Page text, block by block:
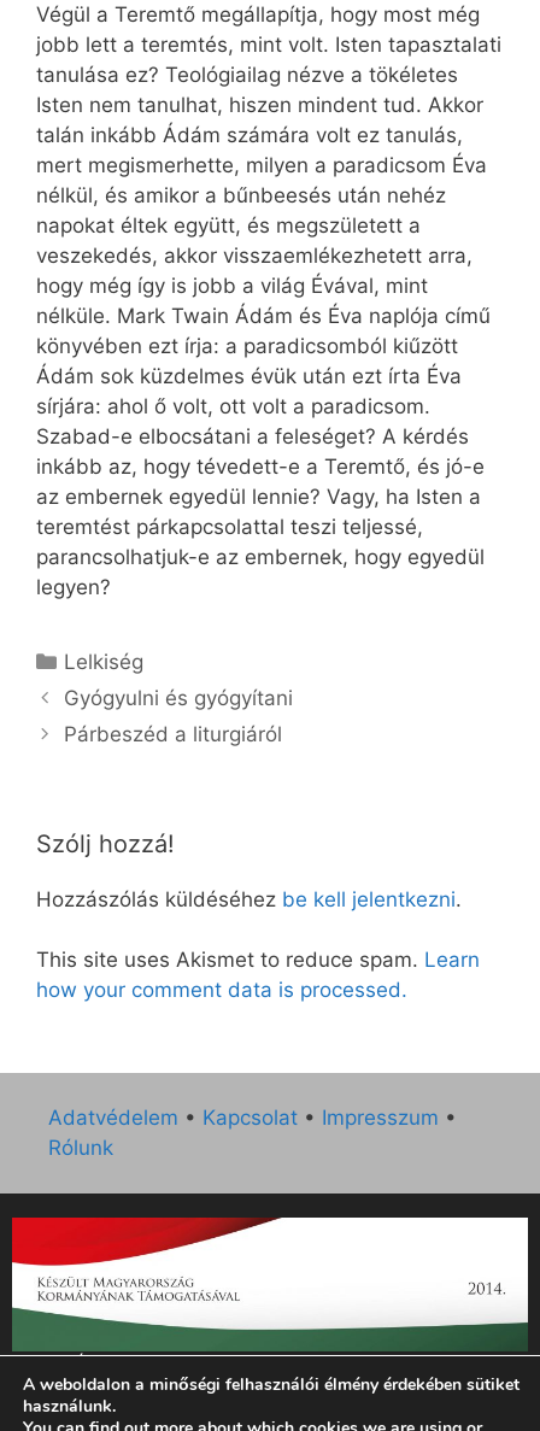
Végül a Teremtő megállapítja, hogy most még
jobb lett a teremtés, mint volt. Isten tapasztalati
tanulása ez? Teológiailag nézve a tökéletes
Isten nem tanulhat, hiszen mindent tud. Akkor
talán inkább Ádám számára volt ez tanulás,
mert megismerhette, milyen a paradicsom Éva
nélkül, és amikor a bűnbeesés után nehéz
napokat éltek együtt, és megszületett a
veszekedés, akkor visszaemlékezhetett arra,
hogy még így is jobb a világ Évával, mint
nélküle. Mark Twain Ádám és Éva naplója című
könyvében ezt írja: a paradicsomból kiűzött
Ádám sok küzdelmes évük után ezt írta Éva
sírjára: ahol ő volt, ott volt a paradicsom.
Szabad-e elbocsátani a feleséget? A kérdés
inkább az, hogy tévedett-e a Teremtő, és jó-e
az embernek egyedül lennie? Vagy, ha Isten a
teremtést párkapcsolattal teszi teljessé,
parancsolhatjuk-e az embernek, hogy egyedül
legyen?
Kategória
Lelkiség
Gyógyulni és gyógyítani
Párbeszéd a liturgiáról
Szólj hozzá!
Hozzászólás küldéséhez be kell jelentkezni.
This site uses Akismet to reduce spam. Learn
how your comment data is processed.
Adatvédelem • Kapcsolat • Impresszum •
Rólunk
„Az Új Ember katolikus hetilap 2014. évi működésének
támogatását az EGYH-KCP-14-P-0121 sz. támogatási
szerződés keretében 3 000 000 Ft összegben támogatta az
A weboldalon a minőségi felhasználói élmény érdekében sütiket
használunk.